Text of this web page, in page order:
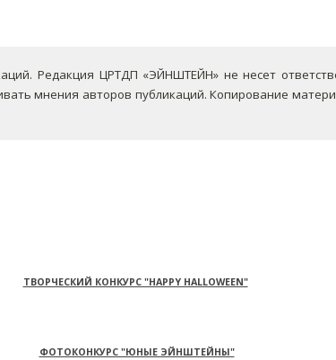
Редакция ЦРТДП «ЭЙНШТЕЙН» не несет
мнения авторов публикаций.Копирование
ТВОРЧЕСКИЙ КОНКУРС "HAPPY HALLOWEEN"
ФОТОКОНКУРС "ЮНЫЕ ЭЙНШТЕЙНЫ"